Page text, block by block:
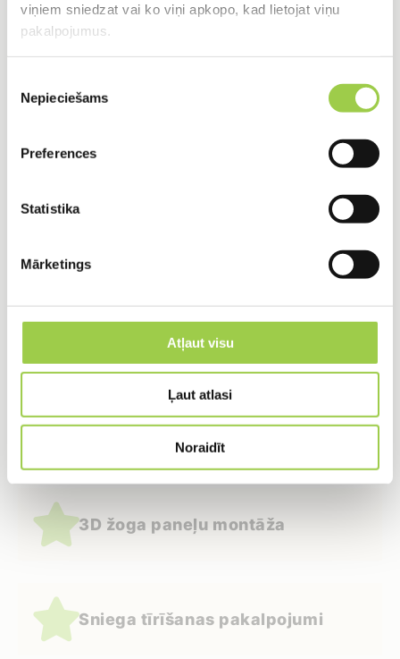
viņiem sniedzat vai ko viņi apkopo, kad lietojat viņu
pakalpojumus.
izvēle
Nepieciešams
Preferences
Statistika
Mārketings
Atļaut visu
Ļaut atlasi
Noraidīt
Zemes līdzināšanas darbi
Frēzēšana / Planēšana
3D žoga paneļu montāža
Sniega tīrīšanas pakalpojumi